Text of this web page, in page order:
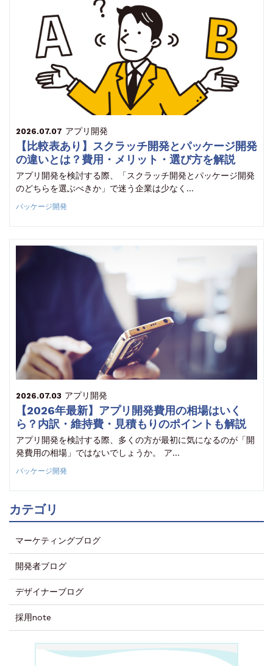
2026.07.07 アプリ開発
【比較表あり】スクラッチ開発とパッケージ開発
の違いとは？費用・メリット・選び方を解説
アプリ開発を検討する際、「スクラッチ開発とパッケージ開発
のどちらを選ぶべきか」で迷う企業は少なく…
パッケージ開発
2026.07.03 アプリ開発
【2026年最新】アプリ開発費用の相場はいく
ら？内訳・維持費・見積もりのポイントも解説
アプリ開発を検討する際、多くの方が最初に気になるのが「開
発費用の相場」ではないでしょうか。 ア…
パッケージ開発
カテゴリ
マーケティングブログ
開発者ブログ
デザイナーブログ
採用note